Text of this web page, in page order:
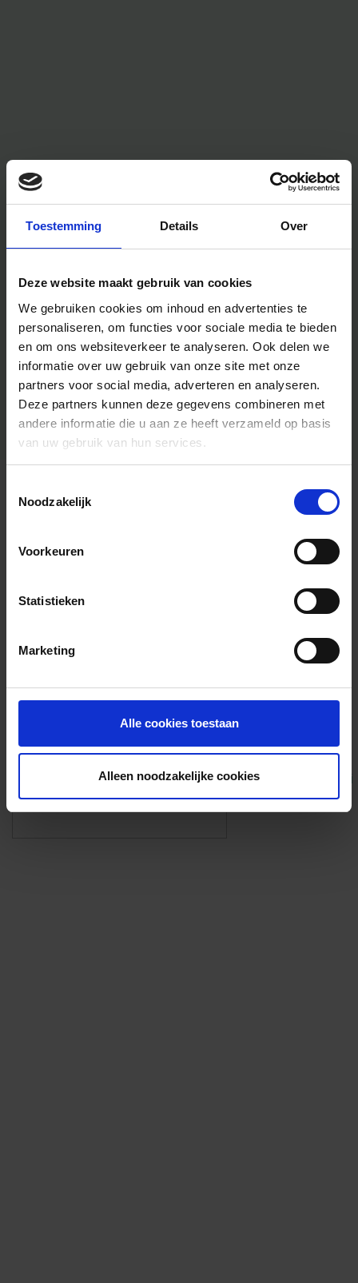
Toestemming Details Over
Deze website maakt gebruik van cookies
We gebruiken cookies om inhoud en advertenties te
personaliseren, om functies voor sociale media te bieden
en om ons websiteverkeer te analyseren. Ook delen we
informatie over uw gebruik van onze site met onze
partners voor social media, adverteren en analyseren.
Deze partners kunnen deze gegevens combineren met
andere informatie die u aan ze heeft verzameld op basis
van uw gebruik van hun services.
Noodzakelijk
Voorkeuren
Statistieken
Marketing
Alle cookies toestaan
Alleen noodzakelijke cookies
Algemene informatie
Foto’s ({{photos.length}})
Eigen foto’s